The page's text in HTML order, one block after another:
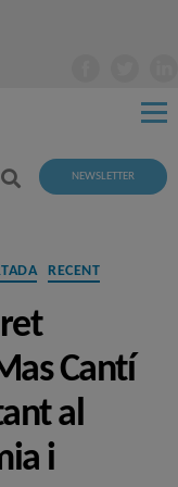
NEWSLETTER
RECENT
Cantí
al
i